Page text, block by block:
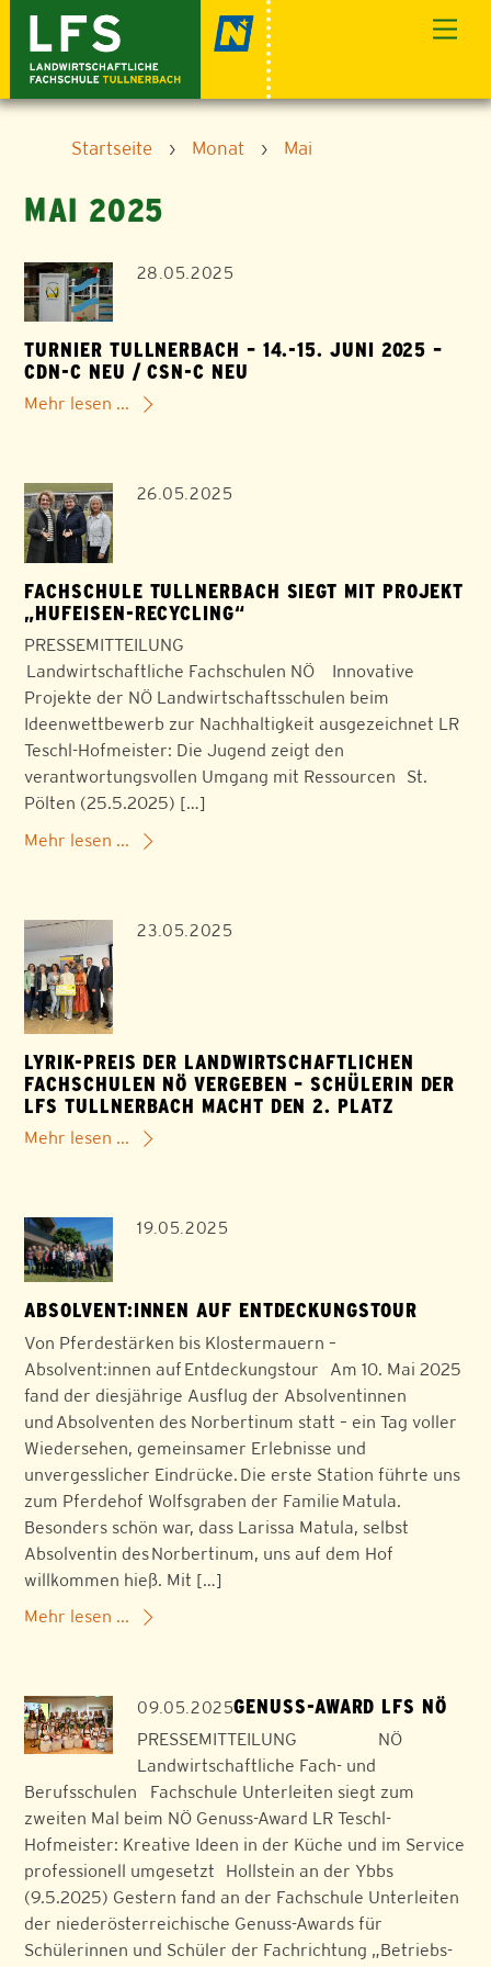
content
Startseite › Monat › Mai
MAI 2025
28.05.2025
TURNIER TULLNERBACH – 14.-15. JUNI 2025 –
CDN-C NEU / CSN-C NEU
Mehr lesen ...
26.05.2025
FACHSCHULE TULLNERBACH SIEGT MIT PROJEKT
„HUFEISEN-RECYCLING“
PRESSEMITTEILUNG
Landwirtschaftliche Fachschulen NÖ Innovative
Projekte der NÖ Landwirtschaftsschulen beim
Ideenwettbewerb zur Nachhaltigkeit ausgezeichnet LR
Teschl-Hofmeister: Die Jugend zeigt den
verantwortungsvollen Umgang mit Ressourcen St.
Pölten (25.5.2025) […]
Mehr lesen ...
23.05.2025
LYRIK-PREIS DER LANDWIRTSCHAFTLICHEN
FACHSCHULEN NÖ VERGEBEN – SCHÜLERIN DER
LFS TULLNERBACH MACHT DEN 2. PLATZ
Mehr lesen ...
19.05.2025
ABSOLVENT:INNEN AUF ENTDECKUNGSTOUR
Von Pferdestärken bis Klostermauern –
Absolvent:innen auf Entdeckungstour Am 10. Mai 2025
fand der diesjährige Ausflug der Absolventinnen
und Absolventen des Norbertinum statt – ein Tag voller
Wiedersehen, gemeinsamer Erlebnisse und
unvergesslicher Eindrücke. Die erste Station führte uns
zum Pferdehof Wolfsgraben der Familie Matula.
Besonders schön war, dass Larissa Matula, selbst
Absolventin des Norbertinum, uns auf dem Hof
willkommen hieß. Mit […]
Mehr lesen ...
09.05.2025GENUSS-AWARD LFS NÖ
PRESSEMITTEILUNG NÖ
Landwirtschaftliche Fach- und
Berufsschulen Fachschule Unterleiten siegt zum
zweiten Mal beim NÖ Genuss-Award LR Teschl-
Hofmeister: Kreative Ideen in der Küche und im Service
professionell umgesetzt Hollstein an der Ybbs
(9.5.2025) Gestern fand an der Fachschule Unterleiten
der niederösterreichische Genuss-Awards für
Schülerinnen und Schüler der Fachrichtung „Betriebs-